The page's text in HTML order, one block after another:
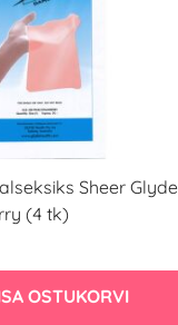
Sheer Glyde
(4 tk)
OSTUKORVI